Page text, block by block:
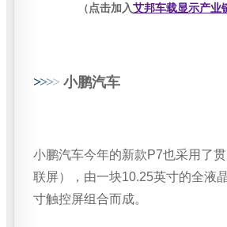
（ 点击加入艾邦车载显示产业
>>>> 小鹏汽车
小鹏汽车今年的新款P7也采用了
联屏），由一块10.25英寸的全液
寸触控屏组合而成。